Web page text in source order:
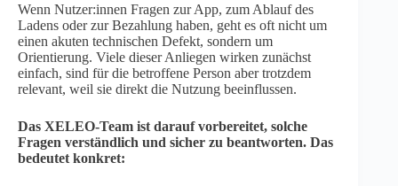
Wenn Nutzer:innen Fragen zur App, zum Ablauf des
Ladens oder zur Bezahlung haben, geht es oft nicht um
einen akuten technischen Defekt, sondern um
Orientierung. Viele dieser Anliegen wirken zunächst
einfach, sind für die betroffene Person aber trotzdem
relevant, weil sie direkt die Nutzung beeinflussen.
Das XELEO-Team ist darauf vorbereitet, solche
Fragen verständlich und sicher zu beantworten. Das
bedeutet konkret: